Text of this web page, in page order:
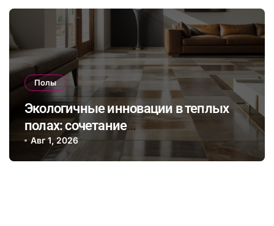
Полы
Экологичные инновации в теплых
полах: сочетание
энергоэффективности и
натуральных материалов для
Авг 1, 2026